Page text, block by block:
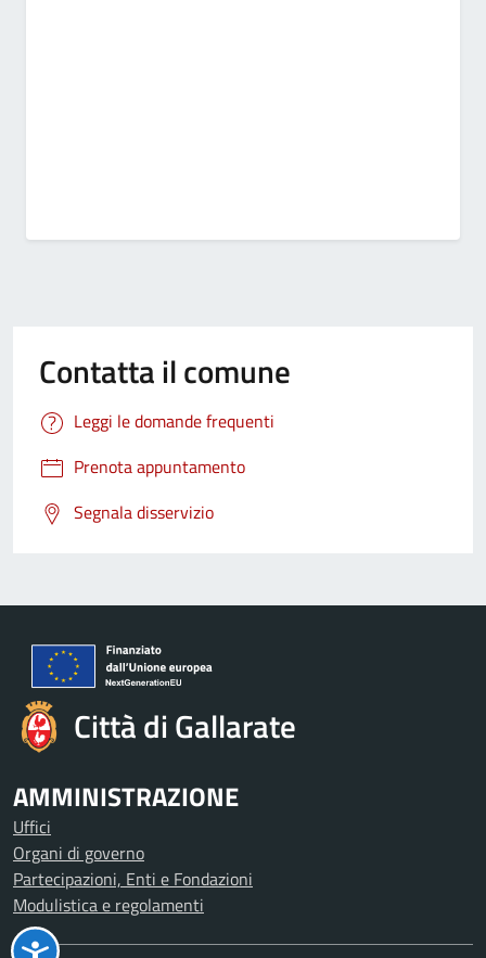
Contatta il comune
Leggi le domande frequenti
Prenota appuntamento
Segnala disservizio
Città di Gallarate
AMMINISTRAZIONE
Uffici
Organi di governo
Partecipazioni, Enti e Fondazioni
Modulistica e regolamenti